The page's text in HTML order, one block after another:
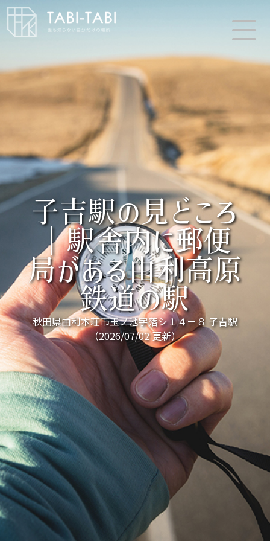
子吉駅の見どころ
｜駅舎内に郵便
局がある由利高原
鉄道の駅
秋田県由利本荘市玉ノ池字落シ１４－８ 子吉駅
（2026/07/02 更新）